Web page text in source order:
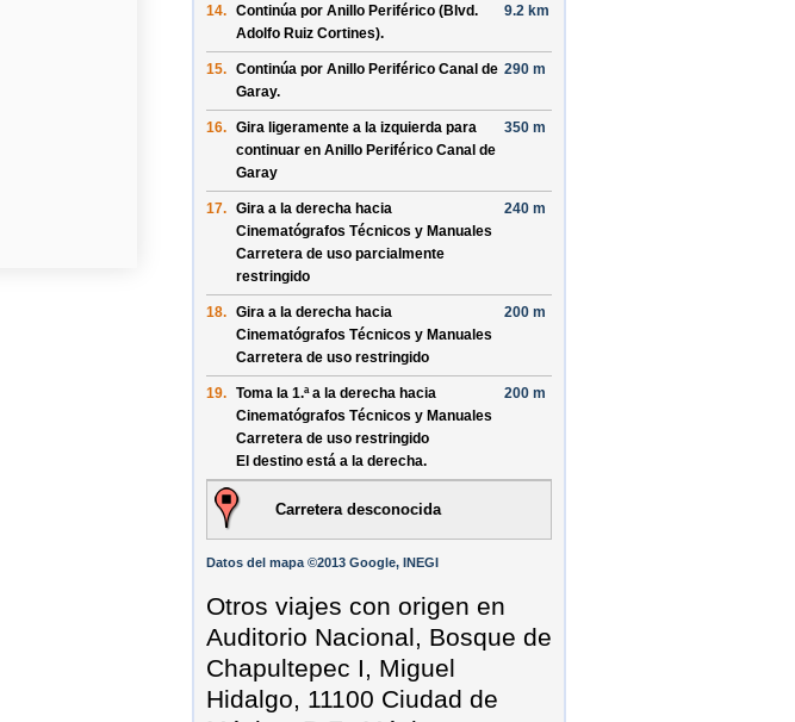
14. Continúa por Anillo Periférico (Blvd.
Adolfo Ruiz Cortines).
9.2 km
15. Continúa por Anillo Periférico Canal de
Garay.
290 m
16. Gira ligeramente a la izquierda para
continuar en Anillo Periférico Canal de
Garay
350 m
17. Gira a la derecha hacia
Cinematógrafos Técnicos y Manuales
Carretera de uso parcialmente
restringido
240 m
18. Gira a la derecha hacia
Cinematógrafos Técnicos y Manuales
Carretera de uso restringido
200 m
19. Toma la 1.ª a la derecha hacia
Cinematógrafos Técnicos y Manuales
Carretera de uso restringido
El destino está a la derecha.
200 m
Carretera desconocida
Datos del mapa ©2013 Google, INEGI
Otros viajes con origen en
Auditorio Nacional, Bosque de
Chapultepec I, Miguel
Hidalgo, 11100 Ciudad de